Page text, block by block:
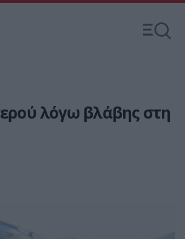
λόγω βλάβης στη